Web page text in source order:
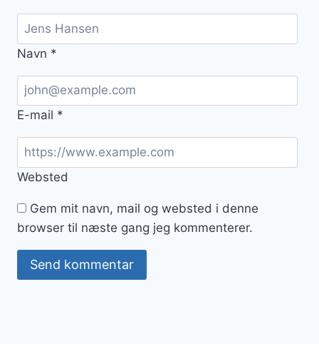
Navn *
E-mail *
Websted
Gem mit navn, mail og websted i denne
browser til næste gang jeg kommenterer.